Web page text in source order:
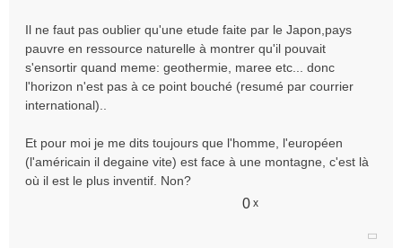
e
n
l
u
Il ne faut pas oublier qu'une etude faite par le Japon,pays
pauvre en ressource naturelle à montrer qu'il pouvait
s'ensortir quand meme: geothermie, maree etc... donc
l'horizon n'est pas à ce point bouché (resumé par courrier
international)..
Et pour moi je me dits toujours que l'homme, l'européen
(l'américain il degaine vite) est face à une montagne, c'est là
où il est le plus inventif. Non?
0 x